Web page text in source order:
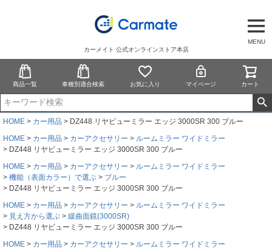
MENU
カーメイト 公式オンラインストア本店
商品一覧 車種別適合検索 お気に入り マイページ カート
HOME カー用品
DZ448 リヤビューミラー エッジ 3000SR 300 ブルー
HOME
カー用品 カーアクセサリー
ルームミラー ワイドミラー
DZ448 リヤビューミラー エッジ 3000SR 300 ブルー
HOME
カー用品 カーアクセサリー
ルームミラー ワイドミラー
機能（表面カラー）で選ぶ
ブルー
DZ448 リヤビューミラー エッジ 3000SR 300 ブルー
HOME
カー用品 カーアクセサリー
ルームミラー ワイドミラー
見え方から選ぶ
緩曲面鏡(3000SR)
DZ448 リヤビューミラー エッジ 3000SR 300 ブルー
HOME
カー用品 カーアクセサリー
ルームミラー ワイドミラー